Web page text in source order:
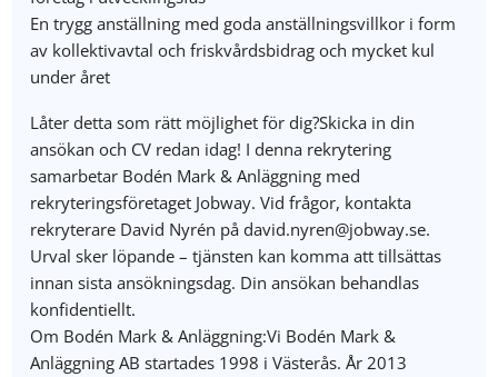
En trygg anställning med goda anställningsvillkor i form
av kollektivavtal och friskvårdsbidrag och mycket kul
under året
Låter detta som rätt möjlighet för dig?Skicka in din
ansökan och CV redan idag! I denna rekrytering
samarbetar Bodén Mark & Anläggning med
rekryteringsföretaget Jobway. Vid frågor, kontakta
rekryterare David Nyrén på david.nyren@jobway.se.
Urval sker löpande – tjänsten kan komma att tillsättas
innan sista ansökningsdag. Din ansökan behandlas
konfidentiellt.
Om Bodén Mark & Anläggning:Vi Bodén Mark &
Anläggning AB startades 1998 i Västerås. År 2013